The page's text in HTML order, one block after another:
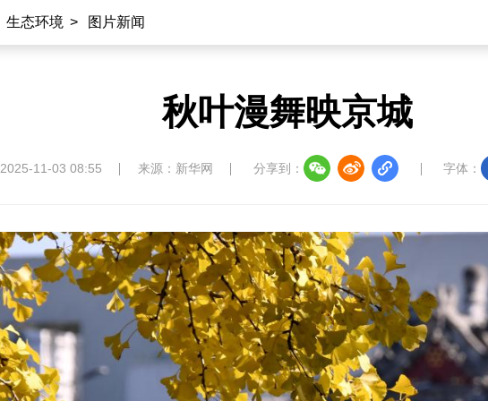
生态环境 > 图片新闻
秋叶漫舞映京城
2025-11-03 08:55 来源：新华网 分享到： 字体：